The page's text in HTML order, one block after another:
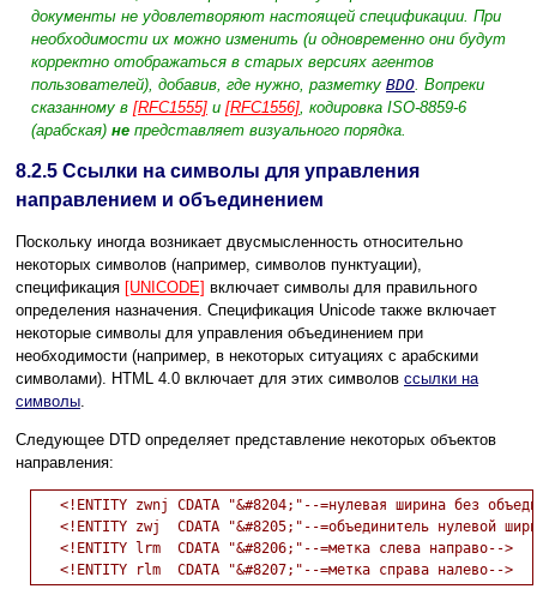
документы не удовлетворяют настоящей спецификации. При
необходимости их можно изменить (и одновременно они будут
корректно отображаться в старых версиях агентов
пользователей), добавив, где нужно, разметку BDO. Вопреки
сказанному в [RFC1555] и [RFC1556], кодировка ISO-8859-6
(арабская) не представляет визуального порядка.
8.2.5 Ссылки на символы для управления
направлением и объединением
Поскольку иногда возникает двусмысленность относительно
некоторых символов (например, символов пунктуации),
спецификация [UNICODE] включает символы для правильного
определения назначения. Спецификация Unicode также включает
некоторые символы для управления объединением при
необходимости (например, в некоторых ситуациях с арабскими
символами). HTML 4.0 включает для этих символов ссылки на
символы.
Следующее DTD определяет представление некоторых объектов
направления:
<!ENTITY zwnj CDATA "&#8204;"--=нулевая ширина без
<!ENTITY zwj  CDATA "&#8205;"--=объединитель нулевой
   <!ENTITY lrm  CDATA "&#8206;"--=метка слева направо-->